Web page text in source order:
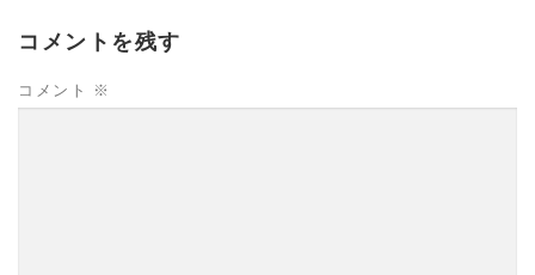
コメントを残す
コメント ※